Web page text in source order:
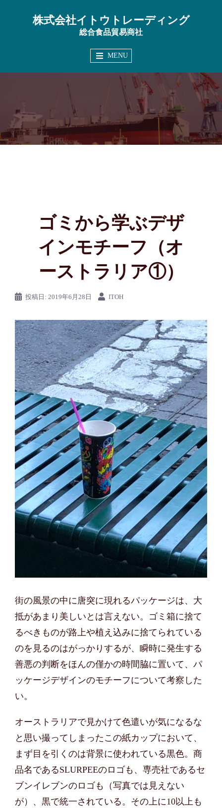
へ
株式会社イトウトレーディング
総合食品貿易商社
MENU
ゴミから学ぶデザ
インモチーフ（オ
ーストラリア①）
投稿日: 2019年6月28日 ITOH
街の風景の中に唐突に現れるパッケージは、大
抵があまり美しいとは言えない。ゴミ箱に捨て
るべきものが路上や植え込みに捨てられている
のを見るのはがっかりするが、瞬時に発生する
善悪の判断をほんの僅かの時間脇に置いて、パ
ッケージデザインのモチーフについて考察した
い。
オーストラリアで見かけて色遣いが気になるな
と思い撮ってしまったこの紙カップにおいて、
まず目を引くのは背景に使われている黒色。商
品名であるSLURPEEのロゴも、専売社であるセ
ブンイレブンのロゴも（写真では見えない
が）、黒で統一されている。その上に10以上も